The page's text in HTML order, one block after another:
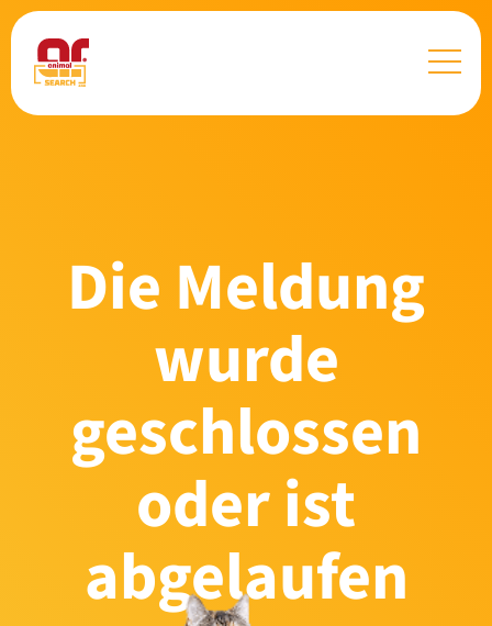
Die Meldung
wurde
geschlossen
oder ist
abgelaufen